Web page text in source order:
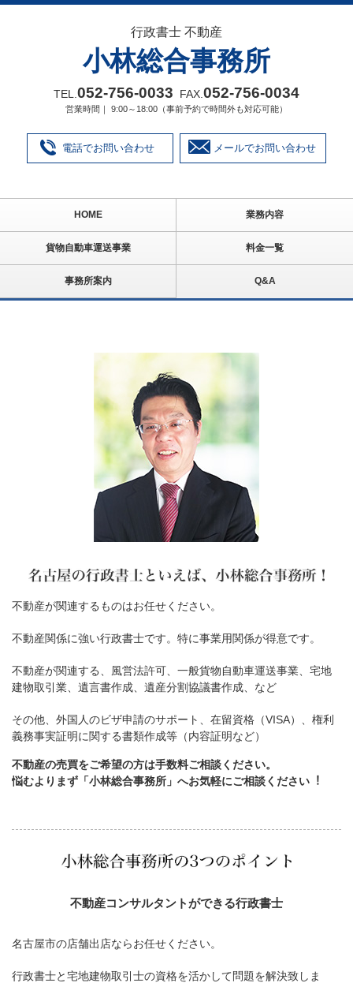
行政書士 不動産
小林総合事務所
TEL. 052‐756‐0033 FAX. 052‐756‐0034
営業時間｜ 9:00～18:00（事前予約で時間外も対応可能）
電話でお問い合わせ メールでお問い合わせ
HOME 業務内容
貨物自動車運送事業 料金一覧
事務所案内 Q&A
不動産が関連するものはお任せください。
不動産関係に強い行政書士です。特に事業用関係が得意です。
不動産が関連する、風営法許可、一般貨物自動車運送事業、宅地
建物取引業、遺言書作成、遺産分割協議書作成、など
その他、外国人のビザ申請のサポート、在留資格（VISA）、権利
義務事実証明に関する書類作成等（内容証明など）
不動産の売買をご希望の方は手数料ご相談ください。
悩むよりまず「小林総合事務所」へお気軽にご相談ください︕
不動産コンサルタントができる行政書士
名古屋市の店舗出店ならお任せください。
行政書士と宅地建物取引士の資格を活かして問題を解決致しま